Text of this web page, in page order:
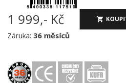
1 999,- Kč
Záruka: 36 měsíců